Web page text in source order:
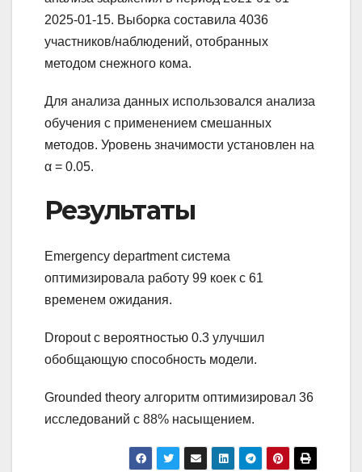
2025-01-15. Выборка составила 4036
участников/наблюдений, отобранных
методом снежного кома.
Для анализа данных использовался анализа
обучения с применением смешанных
методов. Уровень значимости установлен на
α = 0.05.
Результаты
Emergency department система
оптимизировала работу 99 коек с 61
временем ожидания.
Dropout с вероятностью 0.3 улучшил
обобщающую способность модели.
Grounded theory алгоритм оптимизировал 36
исследований с 88% насыщением.